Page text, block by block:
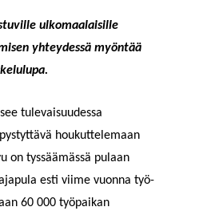
ulkomaalaisille
yhteydessä myöntää
tulevaisuudessa
houkuttelemaan
on tyssäämässä pulaan
esti viime vuonna työ-
60 000 työpaikan